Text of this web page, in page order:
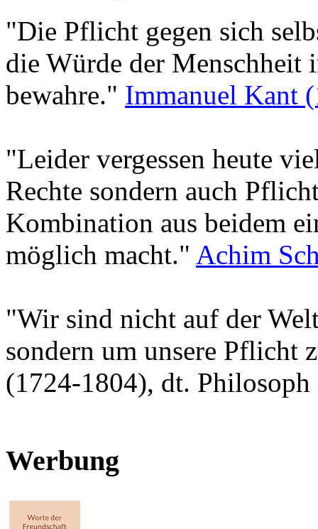
"Die Pflicht gegen sich
die Würde der Menschheit
bewahre." Immanuel Kant
"Leider vergessen heute
Rechte sondern auch
Kombination aus beidem
möglich macht." Achim
"Wir sind nicht auf der
sondern um unsere Pflicht
(1724‐1804), dt.
Werbung